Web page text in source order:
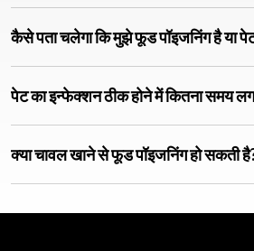
कैसे पता चलेगा कि मुझे फूड पॉइजनिंग है या
पेट का इन्फेक्शन ठीक होने में कितना समय
क्या चावल खाने से फूड पॉइजनिंग हो सकती